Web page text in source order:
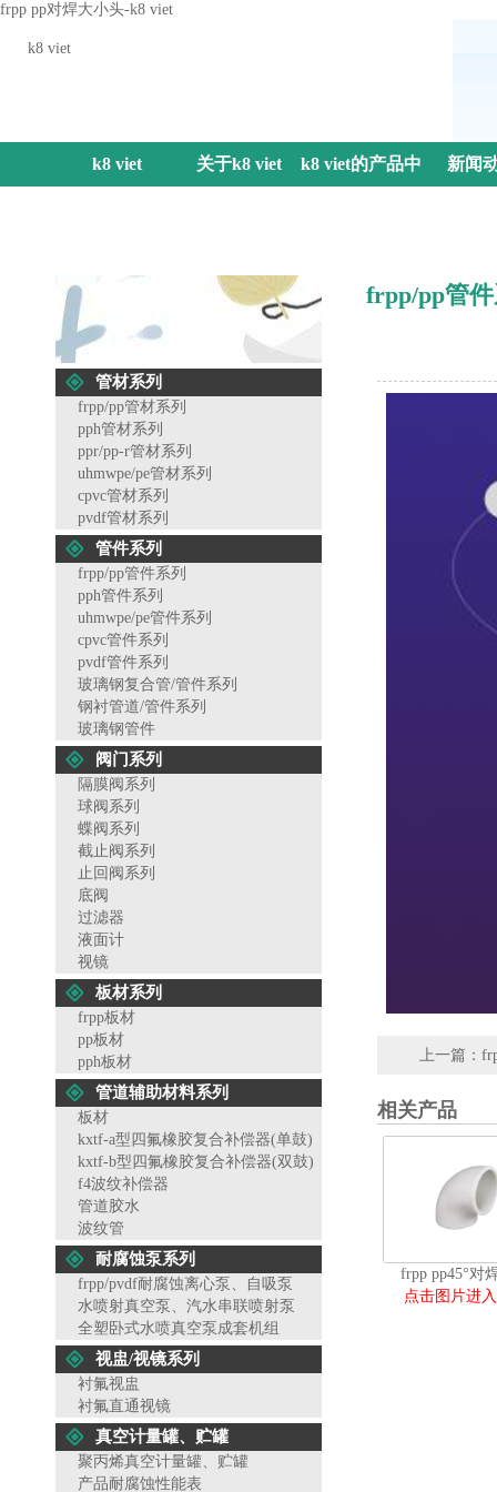
frpp pp对焊大小头-k8 viet
k8 viet
k8 viet 关于k8 viet k8 viet的产品中 新闻
管材系列
frpp/pp管材系列
pph管材系列
ppr/pp-r管材系列
uhmwpe/pe管材系列
cpvc管材系列
pvdf管材系列
管件系列
frpp/pp管件系列
pph管件系列
uhmwpe/pe管件系列
cpvc管件系列
pvdf管件系列
玻璃钢复合管/管件系列
钢衬管道/管件系列
玻璃钢管件
阀门系列
隔膜阀系列
球阀系列
蝶阀系列
截止阀系列
止回阀系列
底阀
过滤器
液面计
视镜
板材系列
frpp板材
pp板材
pph板材
管道辅助材料系列
板材
kxtf-a型四氟橡胶复合补偿器(单鼓)
kxtf-b型四氟橡胶复合补偿器(双鼓)
f4波纹补偿器
管道胶水
波纹管
耐腐蚀泵系列
frpp/pvdf耐腐蚀离心泵、自吸泵
水喷射真空泵、汽水串联喷射泵
全塑卧式水喷真空泵成套机组
视盅/视镜系列
衬氟视盅
衬氟直通视镜
真空计量罐、贮罐
聚丙烯真空计量罐、贮罐
产品耐腐蚀性能表
frpp/pp管
上一篇：
相关产品
frpp pp45°对
点击图片进